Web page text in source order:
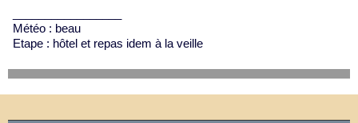
Météo : beau
Etape : hôtel et repas idem à la veille